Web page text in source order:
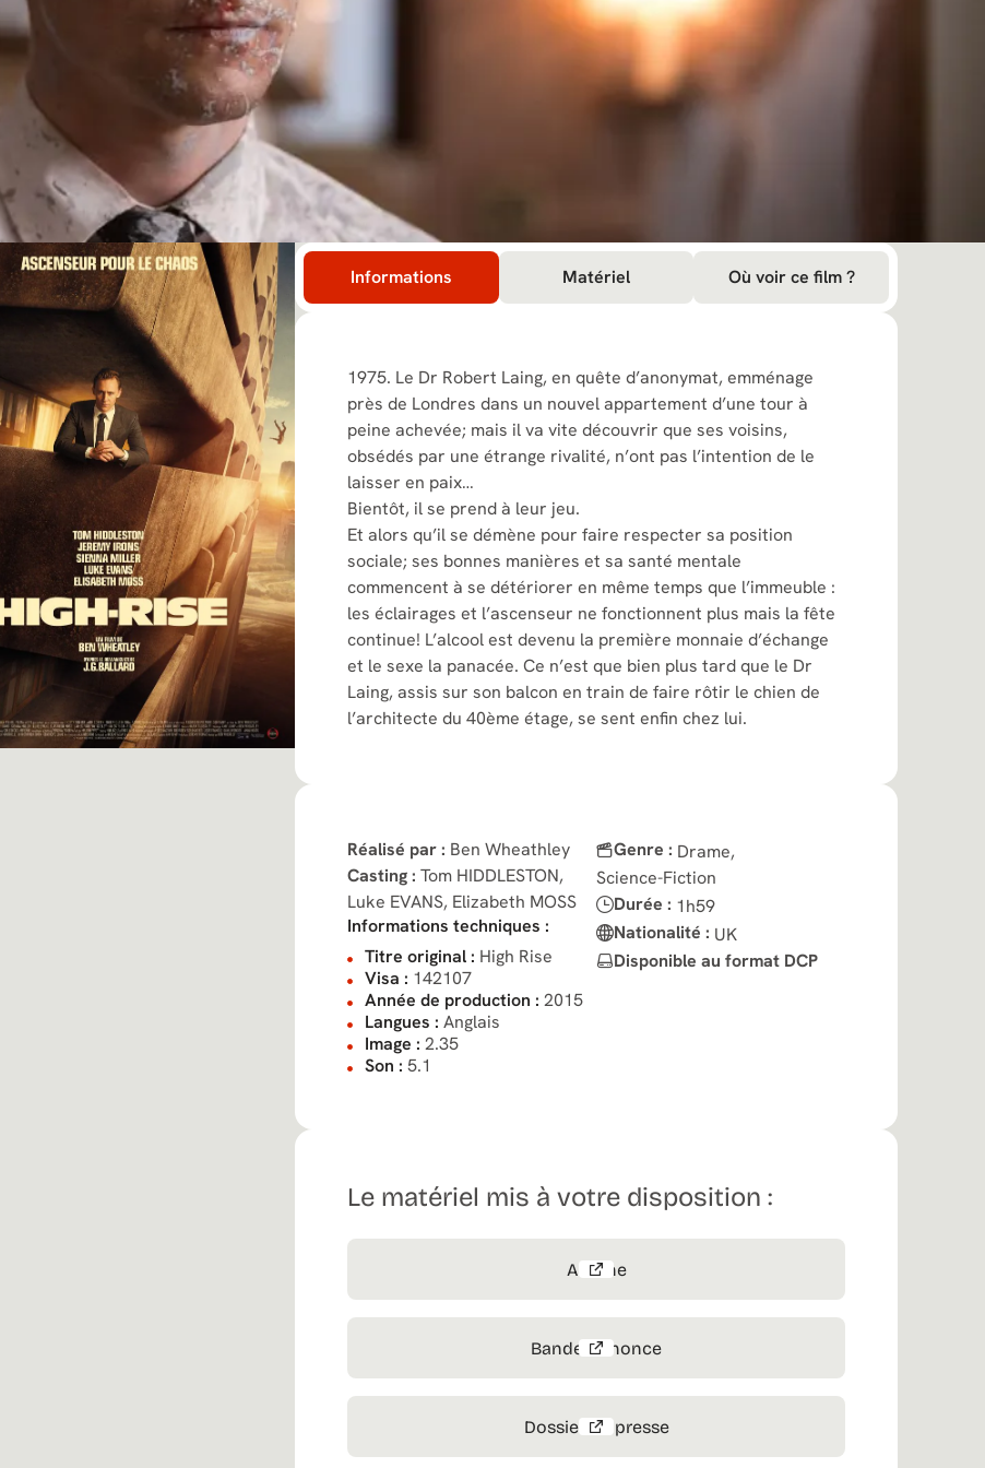
Informations Matériel Où voir ce film ?
1975. Le Dr Robert Laing, en quête d’anonymat, emménage
près de Londres dans un nouvel appartement d’une tour à
peine achevée; mais il va vite découvrir que ses voisins,
obsédés par une étrange rivalité, n’ont pas l’intention de le
laisser en paix…
Bientôt, il se prend à leur jeu.
Et alors qu’il se démène pour faire respecter sa position
sociale; ses bonnes manières et sa santé mentale
commencent à se détériorer en même temps que l’immeuble :
les éclairages et l’ascenseur ne fonctionnent plus mais la fête
continue! L’alcool est devenu la première monnaie d’échange
et le sexe la panacée. Ce n’est que bien plus tard que le Dr
Laing, assis sur son balcon en train de faire rôtir le chien de
l’architecte du 40ème étage, se sent enfin chez lui.
Réalisé par : Ben Wheathley
Casting : Tom HIDDLESTON,
Luke EVANS, Elizabeth MOSS
Informations techniques :
Titre original : High Rise
Visa : 142107
Année de production : 2015
Langues : Anglais
Image : 2.35
Son : 5.1
Genre : Drame,
Science-Fiction
Durée : 1h59
Nationalité : UK
Disponible au format DCP
Le matériel mis à votre disposition :
Affiche
Bande-annonce
Dossier de presse